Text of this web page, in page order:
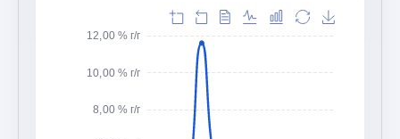
8,00 % г/г
10,00 % г/г
12,00 % г/г